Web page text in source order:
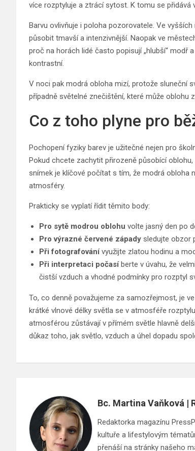
více rozptyluje a ztrácí sytost. K tomu se přidává
Barvu ovlivňuje i poloha pozorovatele. Ve
působit tmavší a intenzivnější. Naopak ve
proč na horách lidé často popisují „hlubší“ modř
kontrastní.
V noci pak modrá obloha mizí, protože sluneční
případně světelné znečištění, které může oblohu
Co z toho plyne pro
Pochopení fyziky barev je užitečné nejen pro
Pokud chcete zachytit přirozeně působící
snímek je klíčové počítat s tím, že modrá obloha
atmosféry.
Prakticky se vyplatí řídit těmito body:
Pro sytě modrou oblohu volte jasný den po
Pro výrazné červené západy sledujte obzor
Při fotografovánívyužijte zlatou hodinu a
Při interpretaci počasíberte v úvahu, že
čistší vzduch a vhodné podmínky pro rozptyl
To, co denně považujeme za samozřejmost, je
krátké vlnové délky světla se v atmosféře
atmosférou zůstávají v přímém světle hlavně
důkaz toho, jak světlo, vzduch a úhel dopadu
Bc. Martina Vaňková |
Redaktorka magazínu
kultuře a lifestylovým
přenáší na stránky našeho